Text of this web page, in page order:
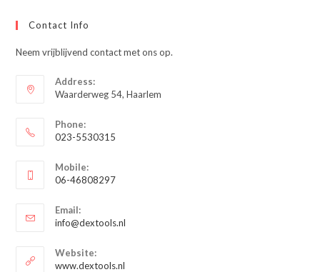
Contact Info
Neem vrijblijvend contact met ons op.
Address:
Waarderweg 54, Haarlem
Phone:
023-5530315
in
je
toepassing
Mobile:
06-46808297
in
je
toepassing
Email:
info@dextools.nl
Website:
www.dextools.nl